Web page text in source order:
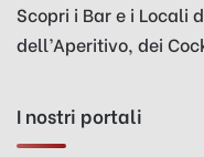
Scopri i Bar e i Locali
dell’Aperitivo, dei
I nostri portali